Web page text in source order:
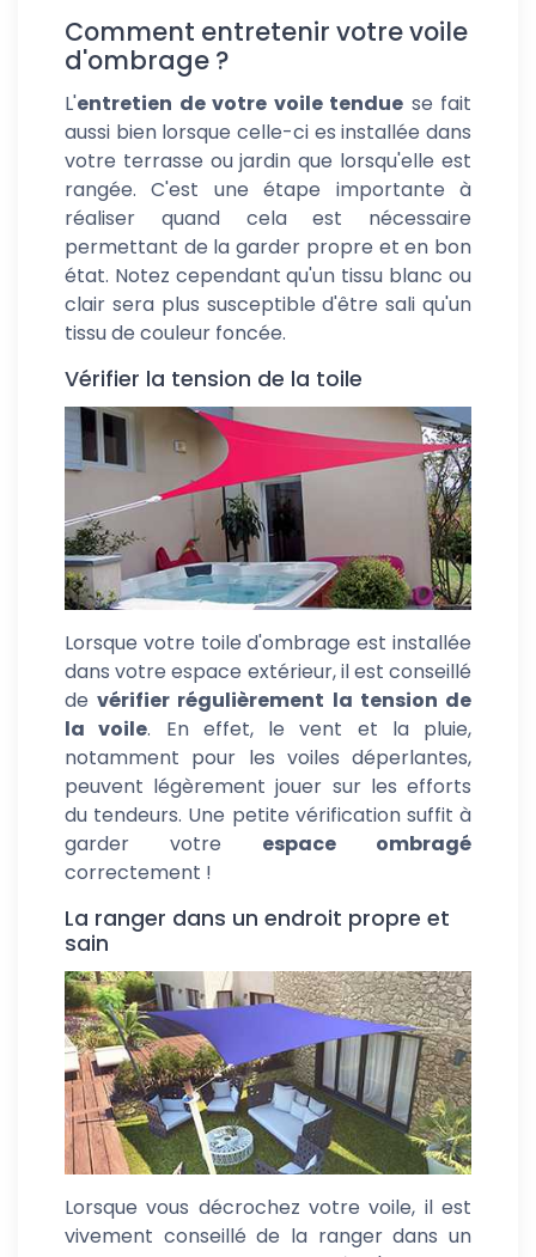
Comment entretenir votre voile
d'ombrage ?
L'entretien de votre voile tendue se fait
aussi bien lorsque celle-ci es installée dans
votre terrasse ou jardin que lorsqu'elle est
rangée. C'est une étape importante à
réaliser quand cela est nécessaire
permettant de la garder propre et en bon
état. Notez cependant qu'un tissu blanc ou
clair sera plus susceptible d'être sali qu'un
tissu de couleur foncée.
Vérifier la tension de la toile
Lorsque votre toile d'ombrage est installée
dans votre espace extérieur, il est conseillé
devérifier régulièrement la tension de
la voile. En effet, le vent et la pluie,
notamment pour les voiles déperlantes,
peuvent légèrement jouer sur les efforts
du tendeurs. Une petite vérification suffit à
garder votre espace ombragé
correctement !
La ranger dans un endroit propre et
sain
Lorsque vous décrochez votre voile, il est
vivement conseillé de la ranger dans un